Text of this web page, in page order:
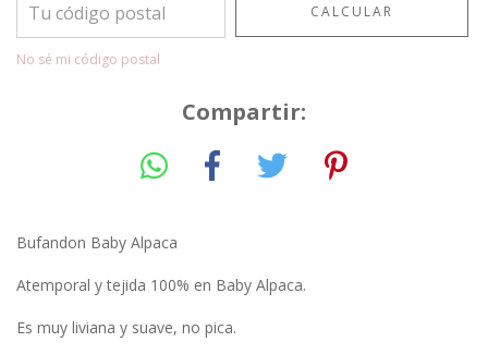
CALCULAR
No sé mi código postal
Compartir:
Bufandon Baby Alpaca
Atemporal y tejida 100% en Baby Alpaca.
Es muy liviana y suave, no pica.